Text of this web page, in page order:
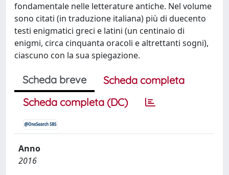
fondamentale nelle letterature antiche. Nel volume
sono citati (in traduzione italiana) più di duecento
testi enigmatici greci e latini (un centinaio di
enigmi, circa cinquanta oracoli e altrettanti sogni),
ciascuno con la sua spiegazione.
Scheda breve
Scheda completa
Scheda completa (DC)
Anno
2016